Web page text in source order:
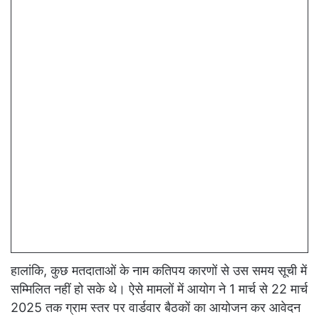
हालांकि, कुछ मतदाताओं के नाम कतिपय कारणों से उस समय सूची में
सम्मिलित नहीं हो सके थे। ऐसे मामलों में आयोग ने 1 मार्च से 22 मार्च
2025 तक ग्राम स्तर पर वार्डवार बैठकों का आयोजन कर आवेदन